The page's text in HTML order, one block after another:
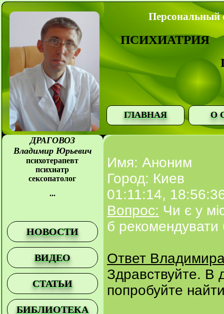
Персональный
ПСИХИАТРИЯ
ГЛАВНАЯ О
ДРАГОВОЗ
Владимир Юрьевич
психотерапевт
психиатр
сексопатолог
...
НОВОСТИ
ВИДЕО
СТАТЬИ
БИБЛИОТЕКА
Имя: Аноним
Город: Киев
01:11:14,
Вопрос: Чи є у
б рекомендувати
Ответ
Здравствуйте. В
попробуйте